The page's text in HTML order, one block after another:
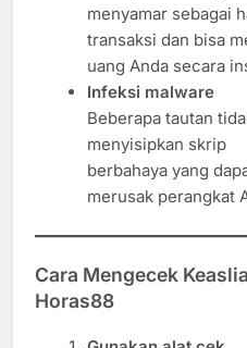
menyamar sebagai
transaksi dan bisa
uang Anda secara
Infeksi malware
Beberapa tautan
menyisipkan skrip
berbahaya yang
merusak perangkat
Cara Mengecek
Horas88